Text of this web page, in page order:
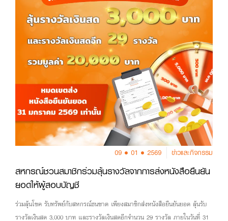
09 • 01 • 2569 ข่าวและกิจกรรม
สหกรณ์ชวนสมาชิกร่วมลุ้นรางวัลจากการส่งหนังสือยืนยัน
ยอดให้ผู้สอบบัญชี
ร่วมลุ้นโชค รับทรัพย์กับสหกรณ์ธนชาต เพียงสมาชิกส่งหนังสือยืนยันยอด ลุ้นรับ
รางวัลเงินสด 3,000 บาท และรางวัลเงินสดอีกจำนวน 29 รางวัล ภายในวันที่ 31